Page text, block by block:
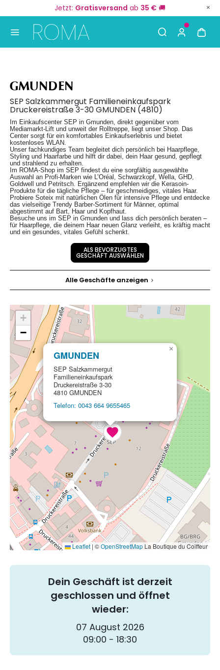
Jetzt: Gratisversand ab 35 € 🚚
Alle Geschäfte anzeigen
ALS BEVORZUGTES
GESCHÄFT AUSWÄHLEN
GMUNDEN
SEP Salzkammergut Familieneinkaufspark
Druckereistraße 3-30 GMUNDEN (4810)
Im Einkaufscenter SEP in Gmunden, direkt gegenüber vom
Mediamarkt-Lift und unweit der Rolltreppe, liegt unser Shop. Das
Center sorgt für ein komfortables Einkaufserlebnis und bietet
kostenloses WLAN.
Unser fachkundiges Team begleitet dich persönlich bei Haarpflege,
Styling und Haarfarbe und hilft dir dabei, dein Haar gesund, gepflegt
und strahlend zu erhalten.
Im ROMA-Shop im SEP findest du eine sorgfältig ausgewählte
Auswahl an Profi-Marken wie L’Oréal, Schwarzkopf, Wella, GHD,
Goldwell und Petritsch. Ergänzend empfehlen wir die Kerasoin-
Produkte für die tägliche Pflege – für geschmeidiges, vitales Haar.
Probiere Soteix mit natürlichen Ölen für intensive Pflege und entdecke
das vielseitige Trendy Barber-Sortiment für Männer, optimal
abgestimmt auf Bart, Haar und Kopfhaut.
Besuche uns im SEP in Gmunden und lass dich persönlich beraten –
für Haarpflege, die deinem Haar neuen Glanz verleiht, es kräftig macht
und ein gesundes, vitales Gefühl schenkt.
GMUNDEN
SEP Salzkammergut
Familieneinkaufspark
Druckereistraße 3-30
4810 GMUNDEN
Telefon: 0043 664 9655465
×
+
−
Leaflet | ©OpenStreetMap La Boutique du Coiffeur
Dein Geschäft ist derzeit
geschlossen und öffnet
wieder:
07 August 2026
09:00 - 18:30